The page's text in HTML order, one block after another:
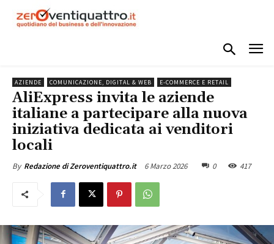
AZIENDE COMUNICAZIONE, DIGITAL & WEB E-COMMERCE E RETAIL
AliExpress invita le aziende
italiane a partecipare alla nuova
iniziativa dedicata ai venditori
locali
By Redazione di Zeroventiquattro.it 6 Marzo 2026 0 417